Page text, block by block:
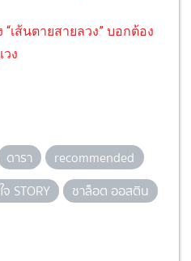
เส้นตายสายลวง” บอกต้อง
ง
ดารา
recommended
STORY
ชาล็อต ออสติน